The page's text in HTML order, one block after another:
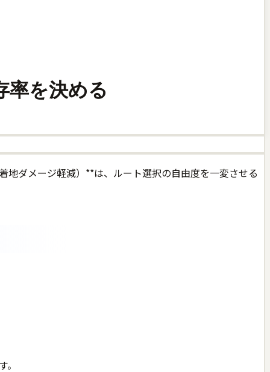
率を決める
地ダメージ軽減）**は、ルート選択の自由度を一変させる